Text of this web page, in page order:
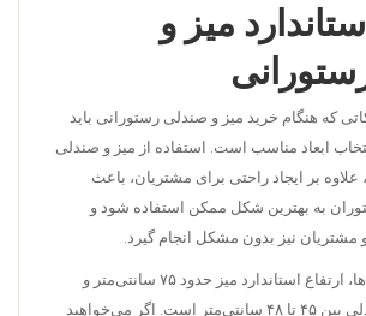
میز و
که هنگام خرید میز و صندلی رستورانی باید
ابعاد مناسب است. استفاده از میز و صندلی
علاوه بر ایجاد راحتی برای مشتریان، باعث
به بهترین شکل ممکن استفاده شود و
مشتریان نیز بدون مشکل انجام گیرد.
در بیشتر رستوران‌ها، ارتفاع استاندارد میز حدود ۷۵ سانتی‌متر و
ارتفاع نشیمن صندلی بین ۴۵ تا ۴۸ سانتی‌متر است. اگر می‌خواهید